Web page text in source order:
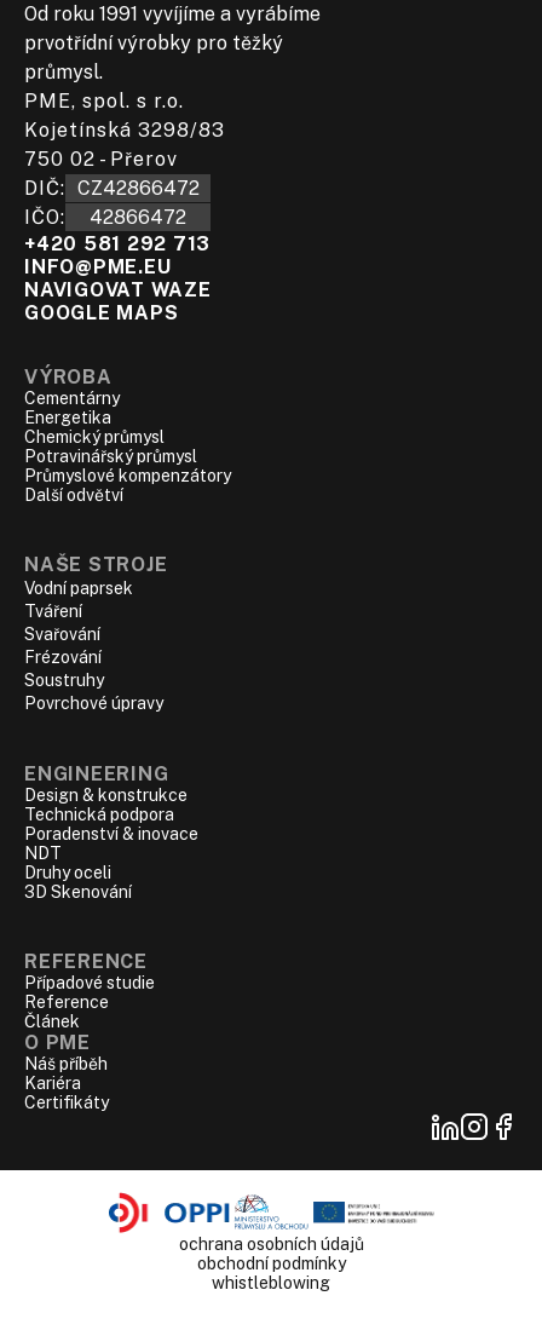
Od roku 1991 vyvíjíme a vyrábíme
prvotřídní výrobky pro těžký
průmysl.
PME, spol. s r.o.
Kojetínská 3298/83
750 02 - Přerov
DIČ:​ CZ42866472
IČO:
42866472
+420 581 292 713
INFO@PME.EU
NAVIGOVAT WAZE
GOOGLE MAPS
VÝROBA
Cementárny
Energetika
Chemický průmysl
Potravinářský průmysl
Průmyslové kompenzátory
Další odvětví
NAŠE STROJE
Vodní paprsek
Tváření
Svařování
Frézování
Soustruhy
Povrchové úpravy
ENGINEERING
Design & konstrukce
Technická podpora
Poradenství & inovace
NDT
Druhy oceli
3D Skenování
REFERENCE
Případové studie
Reference
‍Článek
O PME
Náš příběh
Kariéra
Certifikáty
ochrana osobních údajů
obchodní podmínky
whistleblowing